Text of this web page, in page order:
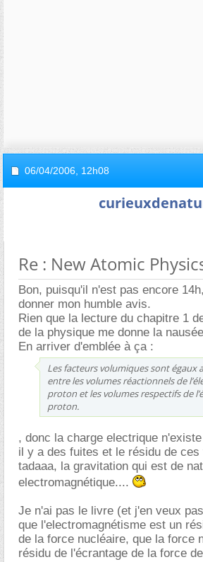
06/04/2006, 12h08
Re : New Atomic
Bon, puisqu'il n'est pas encore
donner mon humble avis.
Rien que la lecture du chapitre 1
de la physique me donne la
En arriver d'emblée à ça :
Les facteurs volumiques sont égaux
entre les volumes réactionnels de
proton et les volumes respectifs de
proton.
, donc la charge electrique
il y a des fuites et le résidu de
tadaaa, la gravitation qui est de
electromagnétique....
Je n'ai pas le livre (et j'en veux
que l'electromagnétisme est un
de la force nucléaire, que la force
résidu de l'écrantage de la force